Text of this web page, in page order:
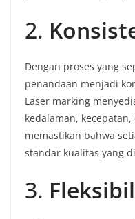
2.
Dengan proses yang
penandaan menjadi
Laser marking
kedalaman,
memastikan bahwa
standar kualitas yang
3.